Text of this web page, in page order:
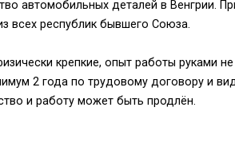
автомобильных деталей в Венгрии.
всех республик бывшего Союза.
крепкие, опыт работы руками
2 года по трудовому договору и
и работу может быть продлён.